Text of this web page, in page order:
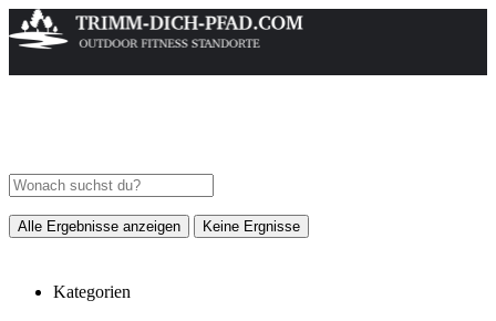
Alle Ergebnisse anzeigen Keine Ergnisse
Kategorien